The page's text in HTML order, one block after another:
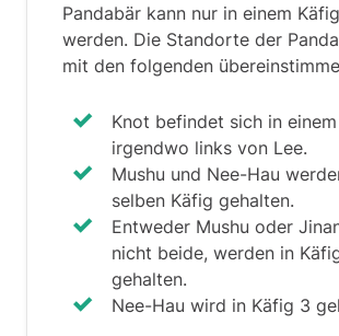
Die richtige Antwort ist die, die
der Regeln missachtet.
kann Feige nur ausgewählt
wenn Nektarine ausgewählt
→ ~F). Darüber hinaus können
und Nektarine nicht beide
werden (M oder N). Ein Salat
und Feige ist also unmöglich
Antwort (B) - Diese Kombination
verstößt nicht gegen eine der
Pandabär kann nur in einem
werden. Die Standorte der
mit den folgenden
Knot befindet sich in
irgendwo links von Lee.
Mushu und Nee-Hau
selben Käfig gehalten.
Entweder Mushu oder
nicht beide, werden in
gehalten.
Nee-Hau wird in Käfig 3